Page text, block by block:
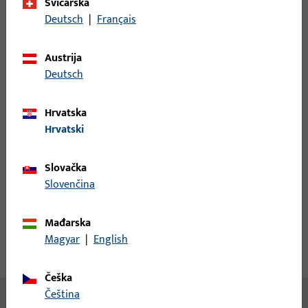
Prijavite se podacima kupca da biste dobili informacije o
Opis proizvoda
Nema dostupnog sadržaja
Deutsch | Français
Austrija
Deutsch
Hrvatska
Hrvatski
Slovačka
Slovenčina
Mađarska
Magyar | English
Češka
čeština